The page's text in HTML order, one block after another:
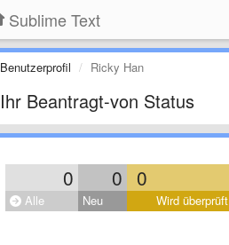
Sublime Text
Benutzerprofil Ricky Han
Ihr Beantragt-von Status
0 0 0
Alle Neu Wird überprüft